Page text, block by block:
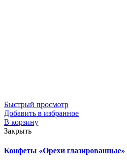
Быстрый просмотр
Добавить в избранное
В корзину
Закрыть
Конфеты «Орехи глазированные»